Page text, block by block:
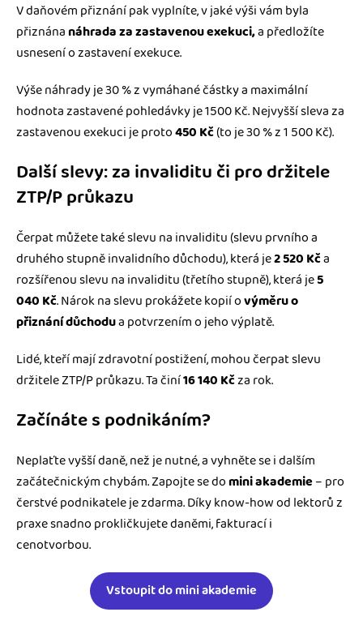
V daňovém přiznání pak vyplníte, v jaké výši vám byla
přiznánanáhrada za zastavenou exekuci,a předložíte
usnesení o zastavení exekuce.
Výše náhrady je 30 % z vymáhané částky a maximální
hodnota zastavené pohledávky je 1500 Kč. Nejvyšší sleva za
zastavenou exekuci je proto450 Kč(to je 30 % z 1 500 Kč).
Další slevy: za invaliditu či pro držitele
ZTP/P průkazu
Čerpat můžete také slevu na invaliditu (slevu prvního a
druhého stupně invalidního důchodu), která je2 520 Kča
rozšířenou slevu na invaliditu (třetího stupně), která je5
040 Kč. Nárok na slevu prokážete kopií ovýměru o
přiznání důchodua potvrzením o jeho výplatě.
Lidé, kteří mají zdravotní postižení, mohou čerpat slevu
držitele ZTP/P průkazu. Ta činí16 140 Kčza rok.
Začínáte s podnikáním?
Neplaťte vyšší daně, než je nutné, a vyhněte se i dalším
začátečnickým chybám. Zapojte se domini akademie– pro
čerstvé podnikatele je zdarma. Díky know-how od lektorů z
praxe snadno prokličkujete daněmi, fakturací i
cenotvorbou.
Vstoupit do mini akademie